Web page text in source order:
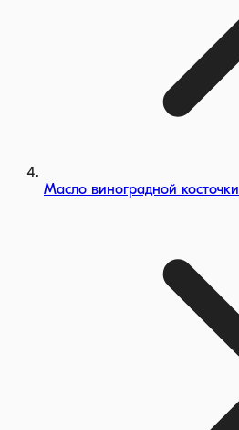
Масло виноградной косточки